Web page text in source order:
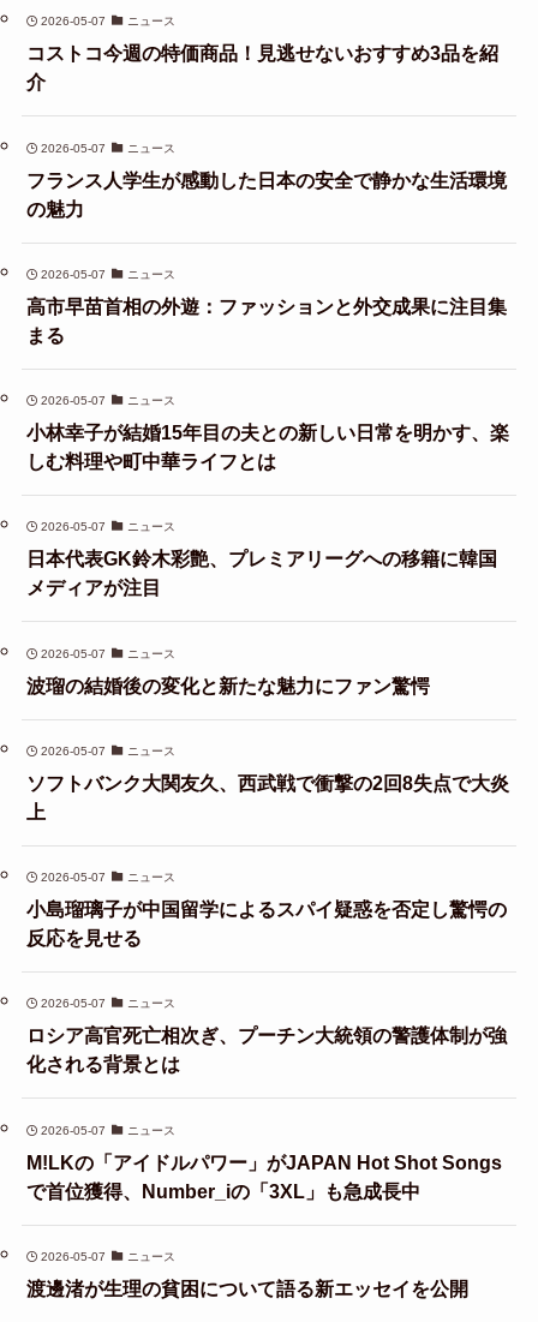
2026-05-07 ニュース
コストコ今週の特価商品！見逃せないおすすめ3品を紹
介
2026-05-07 ニュース
フランス人学生が感動した日本の安全で静かな生活環境
の魅力
2026-05-07 ニュース
高市早苗首相の外遊：ファッションと外交成果に注目集
まる
2026-05-07 ニュース
小林幸子が結婚15年目の夫との新しい日常を明かす、楽
しむ料理や町中華ライフとは
2026-05-07 ニュース
日本代表GK鈴木彩艶、プレミアリーグへの移籍に韓国
メディアが注目
2026-05-07 ニュース
波瑠の結婚後の変化と新たな魅力にファン驚愕
2026-05-07 ニュース
ソフトバンク大関友久、西武戦で衝撃の2回8失点で大炎
上
2026-05-07 ニュース
小島瑠璃子が中国留学によるスパイ疑惑を否定し驚愕の
反応を見せる
2026-05-07 ニュース
ロシア高官死亡相次ぎ、プーチン大統領の警護体制が強
化される背景とは
2026-05-07 ニュース
M!LKの「アイドルパワー」がJAPAN Hot Shot Songs
で首位獲得、Number_iの「3XL」も急成長中
2026-05-07 ニュース
渡邊渚が生理の貧困について語る新エッセイを公開